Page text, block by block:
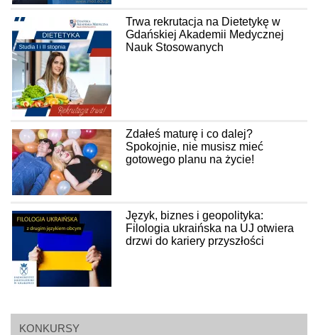
KONKURSY
Trwa rekrutacja na Dietetykę w
Gdańskiej Akademii Medycznej
Nauk Stosowanych
Zdałeś maturę i co dalej?
Spokojnie, nie musisz mieć
gotowego planu na życie!
Język, biznes i geopolityka:
Filologia ukraińska na UJ otwiera
drzwi do kariery przyszłości